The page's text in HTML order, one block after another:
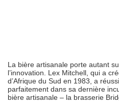
La bière artisanale porte autant
l’innovation. Lex Mitchell, qui a
d’Afrique du Sud en 1983, a
parfaitement dans sa dernière
bière artisanale – la brasserie